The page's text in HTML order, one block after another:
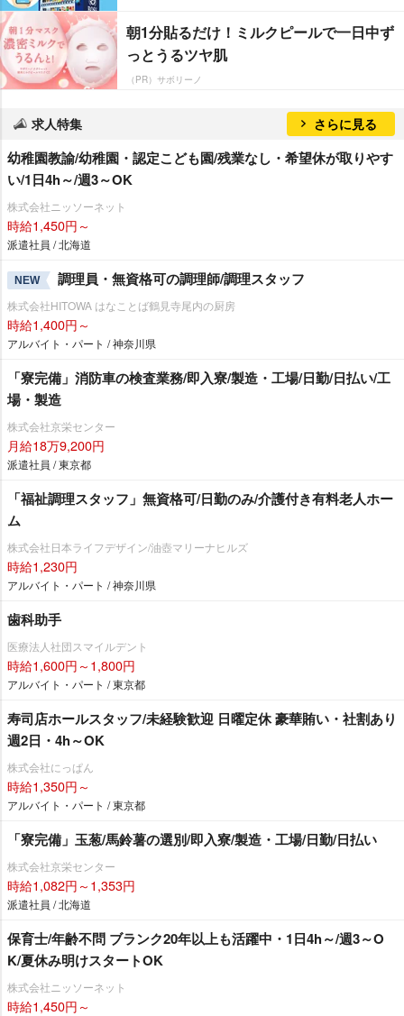
朝1分貼るだけ！ミルクピールで一日中ず
っとうるツヤ肌
（PR）サボリーノ
求人特集 さらに見る
幼稚園教諭/幼稚園・認定こども園/残業なし・希望休が取りやす
い/1日4h～/週3～OK
株式会社ニッソーネット
時給1,450円～
派遣社員 / 北海道
NEW 調理員・無資格可の調理師/調理スタッフ
株式会社HITOWA はなことば鶴見寺尾内の厨房
時給1,400円～
アルバイト・パート / 神奈川県
「寮完備」消防車の検査業務/即入寮/製造・工場/日勤/日払い/工
場・製造
株式会社京栄センター
月給18万9,200円
派遣社員 / 東京都
「福祉調理スタッフ」無資格可/日勤のみ/介護付き有料老人ホー
ム
株式会社日本ライフデザイン/油壺マリーナヒルズ
時給1,230円
アルバイト・パート / 神奈川県
歯科助手
医療法人社団スマイルデント
時給1,600円～1,800円
アルバイト・パート / 東京都
寿司店ホールスタッフ/未経験歓迎 日曜定休 豪華賄い・社割あり
週2日・4h～OK
株式会社にっぱん
時給1,350円～
アルバイト・パート / 東京都
「寮完備」玉葱/馬鈴薯の選別/即入寮/製造・工場/日勤/日払い
株式会社京栄センター
時給1,082円～1,353円
派遣社員 / 北海道
保育士/年齢不問 ブランク20年以上も活躍中・1日4h～/週3～O
K/夏休み明けスタートOK
株式会社ニッソーネット
時給1,450円～